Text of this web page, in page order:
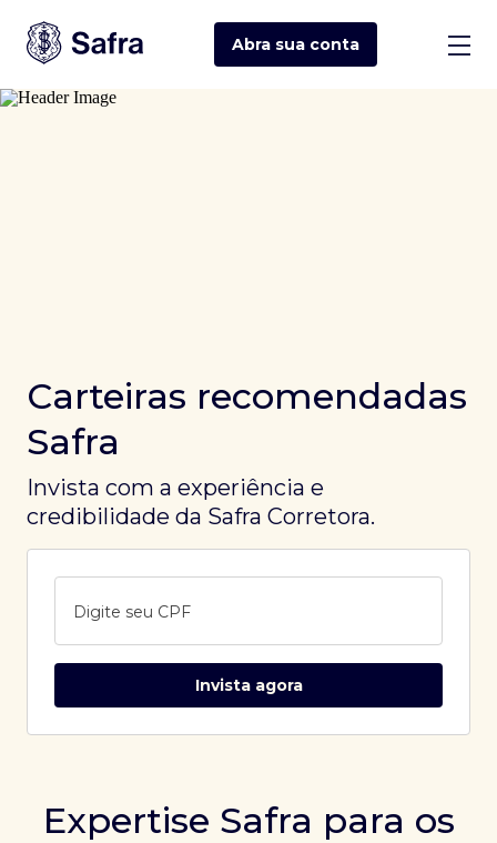
Abra sua conta
Carteiras recomendadas
Safra
Invista com a experiência e
credibilidade da Safra Corretora.
Digite seu CPF
Invista agora
Expertise Safra para os